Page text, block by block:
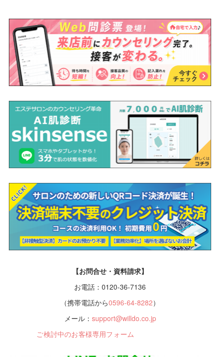
【お問合せ・資料請求】
お電話：0120-36-7136
（携帯電話から0596-64-8282）
メール： support@willdo.co.jp
ご検討中のお客様専用フォーム